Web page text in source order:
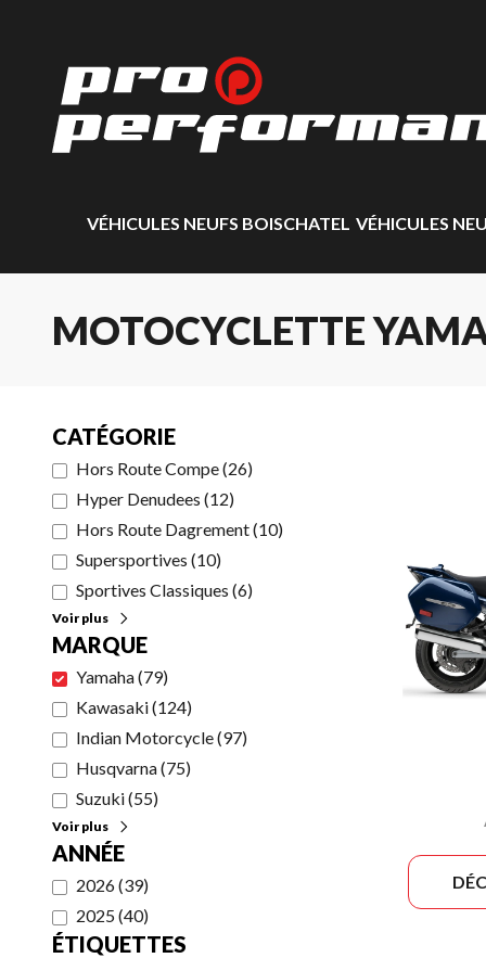
VÉHICULES NEUFS BOISCHATEL VÉHICULES
MOTOCYCLETTE
CATÉGORIE
Hors Route Compe(26)
Hyper Denudees (12)
Hors Route Dagrement(10)
Supersportives (10)
Sportives Classiques (6)
Voir plus
MARQUE
Yamaha(79)
Kawasaki(124)
Indian Motorcycle(97)
Husqvarna(75)
Suzuki(55)
Voir plus
ANNÉE
2026(39)
2025(40)
ÉTIQUETTES